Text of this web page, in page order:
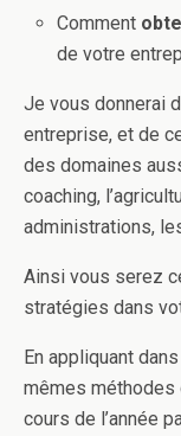
Comment
de votre
Je vous donnerai
entreprise, et de
des domaines
coaching,
administrations,
Ainsi vous serez
stratégies dans
En appliquant
mêmes méthodes
cours de l’année